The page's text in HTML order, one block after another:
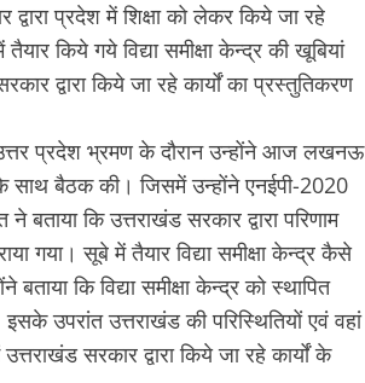
प्रदेश में शिक्षा को लेकर किये जा रहे
किये गये विद्या समीक्षा केन्द्र की खूबियां
द्वारा किये जा रहे कार्यों का प्रस्तुतिकरण
उत्तर प्रदेश भ्रमण के दौरान उन्होंने आज लखनऊ
के साथ बैठक की। जिसमें उन्होंने एनईपी-2020
कि उत्तराखंड सरकार द्वारा परिणाम
गया। सूबे में तैयार विद्या समीक्षा केन्द्र कैसे
कि विद्या समीक्षा केन्द्र को स्थापित
उपरांत उत्तराखंड की परिस्थितियों एवं वहां
सरकार द्वारा किये जा रहे कार्यों के